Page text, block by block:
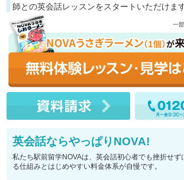
師との英会話レッスンをスタートいただけます
一
英会話ならやっぱりNOVA!
私たち駅前留学NOVAは、英会話初心者でも挫折せず
る仕組みとはじめやすい料金体系が自慢です。